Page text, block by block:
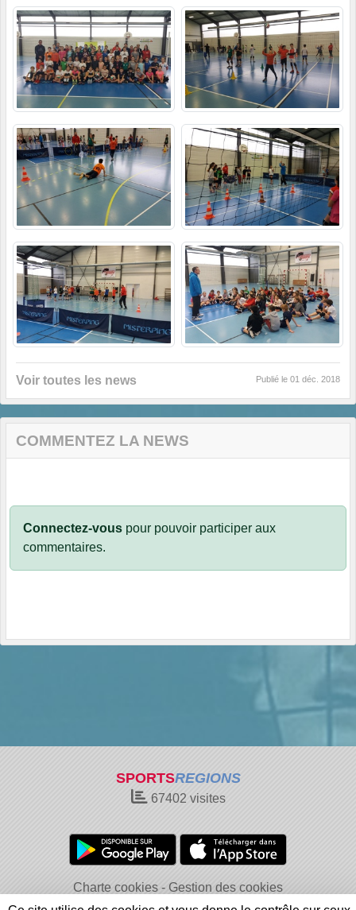
Voir toutes les news Publié le 01 déc. 2018
COMMENTEZ LA NEWS
Connectez-vous pour pouvoir participer aux
commentaires.
SPORTSREGIONS
67402 visites
Charte cookies
Gestion des cookies
Informations légales
Signaler un contenu inapproprié